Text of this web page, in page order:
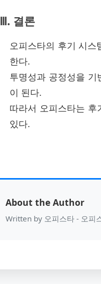
Ⅲ. 결론
오피스타의 후기 시
한다.
투명성과 공정성을
이 된다.
따라서 오피스타는
있다.
About the Author
Written by 오피스타 - 오피